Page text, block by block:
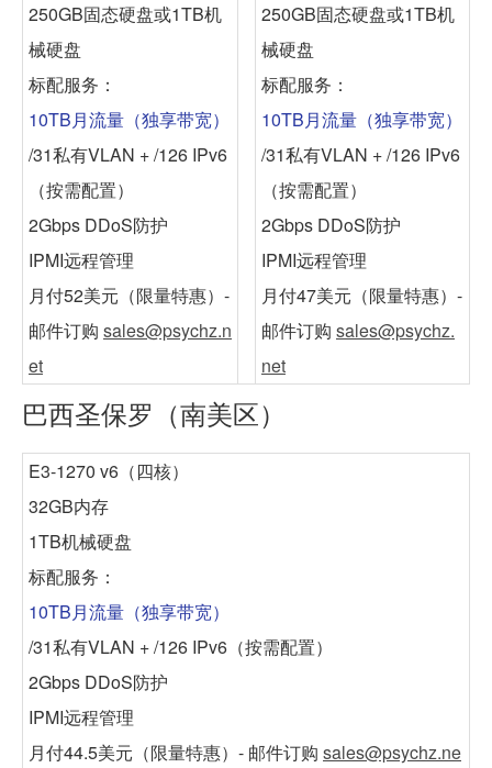
250GB固态硬盘或1TB机
械硬盘
标配服务：
10TB月流量（独享带宽）
/31私有VLAN + /126 IPv6
（按需配置）
2Gbps DDoS防护
IPMI远程管理
月付52美元 （限量特惠）-
邮件订购 sales@psychz.n
et
250GB固态硬盘或1TB机
械硬盘
标配服务：
10TB月流量（独享带宽）
/31私有VLAN + /126 IPv6
（按需配置）
2Gbps DDoS防护
IPMI远程管理
月付47美元 （限量特惠）-
邮件订购 sales@psychz.
net
巴西圣保罗（南美区）
E3-1270 v6（四核）
32GB内存
1TB机械硬盘
标配服务：
10TB月流量（独享带宽）
/31私有VLAN + /126 IPv6（按需配置）
2Gbps DDoS防护
IPMI远程管理
月付44.5美元 （限量特惠）- 邮件订购 sales@psychz.ne